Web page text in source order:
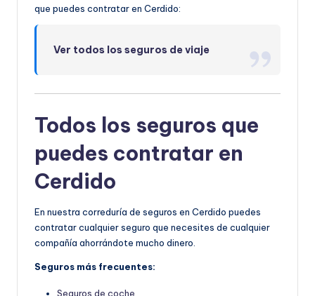
que puedes contratar en Cerdido:
Ver todos los seguros de viaje
Todos los seguros que
puedes contratar en
Cerdido
En nuestra correduría de seguros en Cerdido puedes
contratar cualquier seguro que necesites de cualquier
compañía ahorrándote mucho dinero.
Seguros más frecuentes:
Seguros de coche